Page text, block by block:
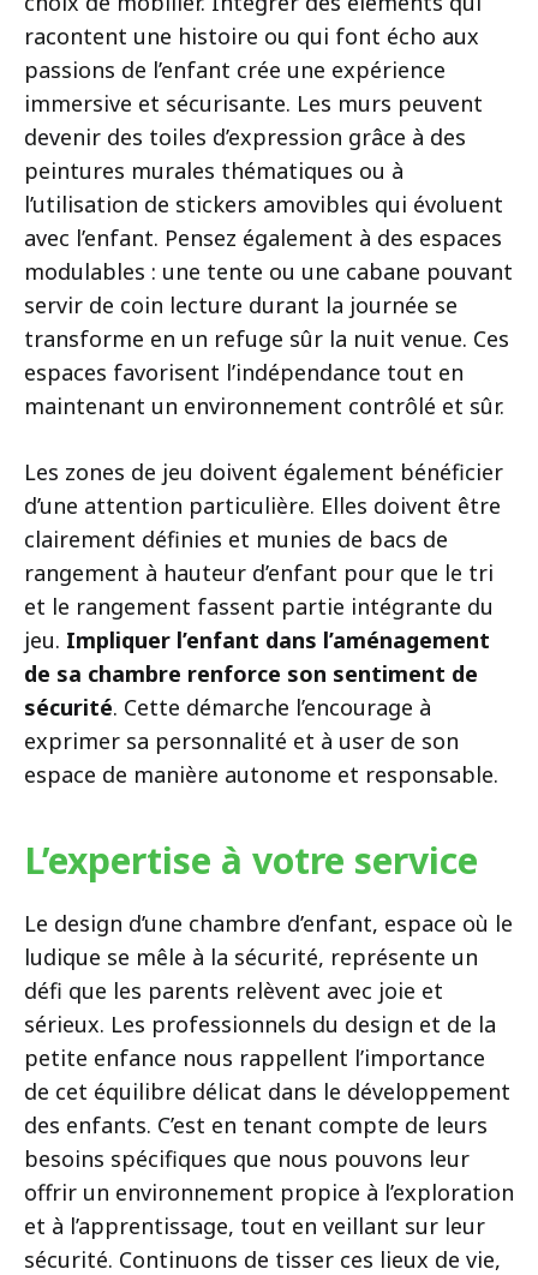
racontent une histoire ou qui font écho aux
passions de l’enfant crée une expérience
immersive et sécurisante. Les murs peuvent
devenir des toiles d’expression grâce à des
peintures murales thématiques ou à
l’utilisation de stickers amovibles qui évoluent
avec l’enfant. Pensez également à des espaces
modulables : une tente ou une cabane pouvant
servir de coin lecture durant la journée se
transforme en un refuge sûr la nuit venue. Ces
espaces favorisent l’indépendance tout en
maintenant un environnement contrôlé et sûr.
Les zones de jeu doivent également bénéficier
d’une attention particulière. Elles doivent être
clairement définies et munies de bacs de
rangement à hauteur d’enfant pour que le tri
et le rangement fassent partie intégrante du
jeu. Impliquer l’enfant dans l’aménagement
de sa chambre renforce son sentiment de
sécurité. Cette démarche l’encourage à
exprimer sa personnalité et à user de son
espace de manière autonome et responsable.
L’expertise à votre service
Le design d’une chambre d’enfant, espace où le
ludique se mêle à la sécurité, représente un
défi que les parents relèvent avec joie et
sérieux. Les professionnels du design et de la
petite enfance nous rappellent l’importance
de cet équilibre délicat dans le développement
des enfants. C’est en tenant compte de leurs
besoins spécifiques que nous pouvons leur
offrir un environnement propice à l’exploration
et à l’apprentissage, tout en veillant sur leur
sécurité. Continuons de tisser ces lieux de vie,